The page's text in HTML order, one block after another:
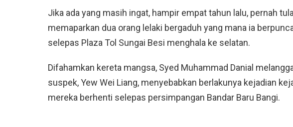
Jika ada yang masih ingat, hampir empat tahun lalu, pernah
memaparkan dua orang lelaki bergaduh yang mana ia
selepas Plaza Tol Sungai Besi menghala ke selatan.
Difahamkan kereta mangsa, Syed Muhammad Danial
suspek, Yew Wei Liang, menyebabkan berlakunya kejadian
mereka berhenti selepas persimpangan Bandar Baru Bangi.